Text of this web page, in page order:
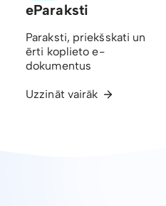
eParaksti
Paraksti, priekšskati un
ērti koplieto e-
dokumentus
Uzzināt vairāk